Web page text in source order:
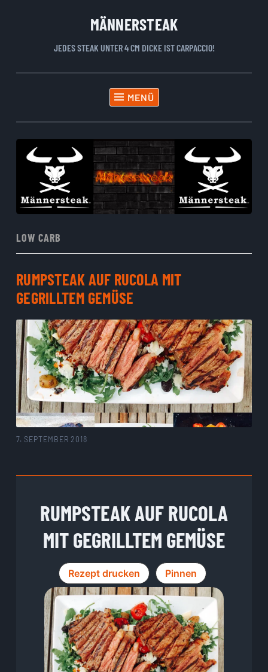
MÄNNERSTEAK
JEDES STEAK UNTER 4 CM DICKE IST CARPACCIO!
MENÜ
LOW CARB
RUMPSTEAK AUF RUCOLA MIT
GEGRILLTEM GEMÜSE
7. SEPTEMBER 2018
RUMPSTEAK AUF RUCOLA
MIT GEGRILLTEM GEMÜSE
Rezept drucken Pinnen